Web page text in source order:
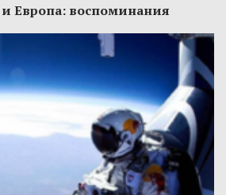
Европа: воспоминания